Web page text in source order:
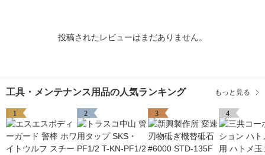
投稿されたレビューはまだありません。
工具・メンテナンス用品の人気ランキング もっと見る
1 2 3 4